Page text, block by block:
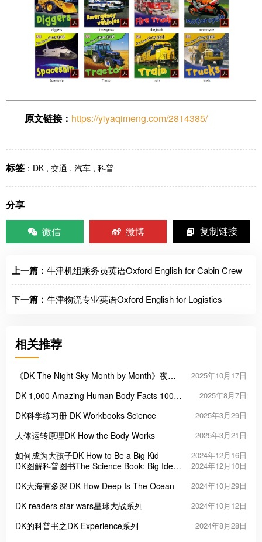
原文链接： https://yiyaqimeng.com/2814385/
标签 ： DK , 交通 , 汽车 , 科普
分享
微信
微博 复制链接
上一篇： 牛津机组乘务员英语Oxford English for Cabin Crew
下一篇： 牛津物流专业英语Oxford English for Logistics
相关推荐
《DK The Night Sky Month by Month》夜空
2025年10月17日
DK 1,000 Amazing Human Body Facts 1000
2025年8月7日
DK科学练习册 DK Workbooks Science 2025年3月29日
人体运转原理DK How the Body Works 2025年3月21日
如何成为大孩子DK How to Be a Big Kid 2024年12月16日
DK图解科普图书The Science Book: Big Ideas
2024年12月10日
DK大海有多深 DK How Deep Is The Ocean 2024年10月29日
DK readers star wars星球大战系列 2024年10月12日
DK的科普书之DK Experience系列 2024年8月28日